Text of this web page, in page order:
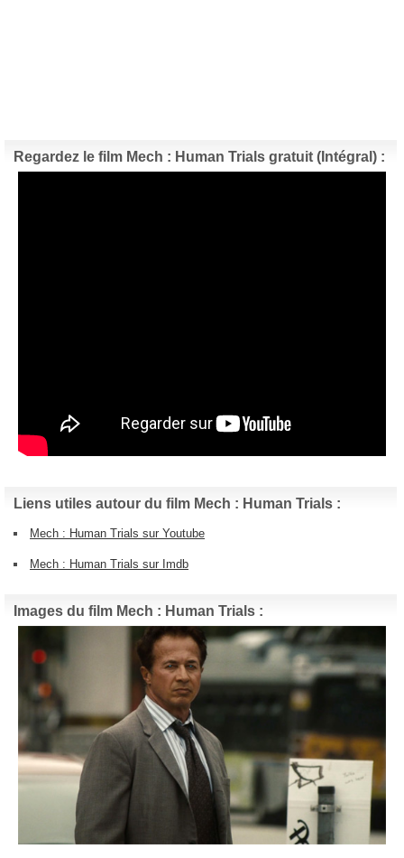
Regardez le film Mech : Human Trials gratuit (Intégral) :
Liens utiles autour du film Mech : Human Trials :
Mech : Human Trials sur Youtube
Mech : Human Trials sur Imdb
Images du film Mech : Human Trials :